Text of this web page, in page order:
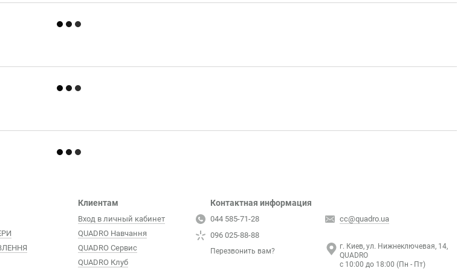
Клиентам
Вход в личный кабинет
QUADRO Навчання
QUADRO Сервис
QUADRO Клуб
Контактная информация
044 585-71-28
096 025-88-88
Перезвонить вам?
cc@quadro.ua
г. Киев, ул. Нижнеключевая, 14,
QUADRO
с 10:00 до 18:00 (Пн - Пт)